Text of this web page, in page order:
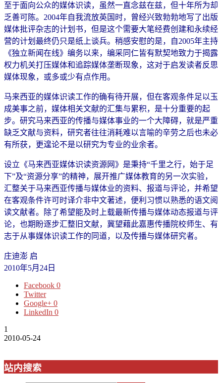
至于面向公众的媒体识读，虽然一直念兹在兹，但十年所为却
乏善可陈。2004年自我流放英国时，曾经兴致勃勃地写了出版
媒体批评杂志的计划书，但是这个需要大笔经费创建和永续经
营的计划最终仍只是纸上谈兵。稍感安慰的是，自2005年主持
《独立新闻在线》编务以来，编采同仁皆有默契地致力于揭露
权力机关打压媒体和追踪媒体垄断现象，这对于启发读者反思
媒体现象，或多或少有点作用。
马来西亚的媒体识读工作的确有待开展，但在客观条件足以玉
成美事之前，媒体相关文献的汇集与累积，是十分重要的起
步。研究马来西亚的传播与媒体事业的一个大障碍，就是严重
缺乏文献与资料，研究者往往消耗难以言喻的辛劳之后也未必
有所获，更遑论不是以研究为专业的业余者。
设立《马来西亚媒体识读资源网》是秉持“千里之行，始于足
下”及“资源分享”的精神，展开推广媒体教育的另一次实验，
汇整关于马来西亚传播与媒体业的资料、报道与评论，并希望
在客观条件许可时译介非中文著述，便利习惯以熟悉的语文阅
读文献者。除了希望能及时上载最新传播与媒体动态报道与评
论，也期盼逐步汇整旧文献，冀望藉此嘉惠传播院校师生、有
志于从事媒体识读工作的同道，以及传播与媒体研究者。
庄迪澎 启
2010年5月24日
Facebook 0
Twitter
Google+ 0
LinkedIn 0
1
2010-05-24
站内搜索